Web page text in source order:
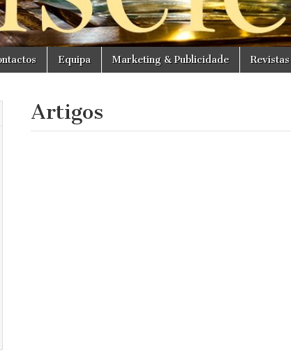
Equipa Marketing & Publicidade Revistas
Artigos